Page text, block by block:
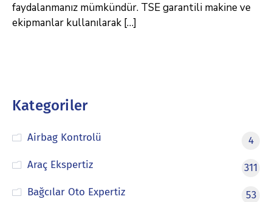
faydalanmanız mümkündür. TSE garantili makine ve
ekipmanlar kullanılarak […]
Kategoriler
Airbag Kontrolü
4
Araç Ekspertiz
311
Bağcılar Oto Expertiz
53